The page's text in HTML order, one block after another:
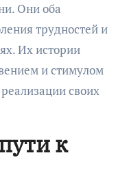
Они оба
трудностей и
Их истории
и стимулом
своих
к